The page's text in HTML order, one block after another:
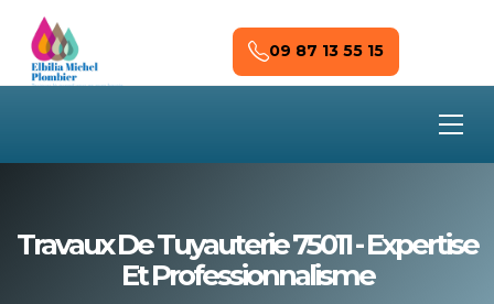
Skip to main content
09 87 13 55 15
Travaux De Tuyauterie 75011 - Expertise
Et Professionnalisme